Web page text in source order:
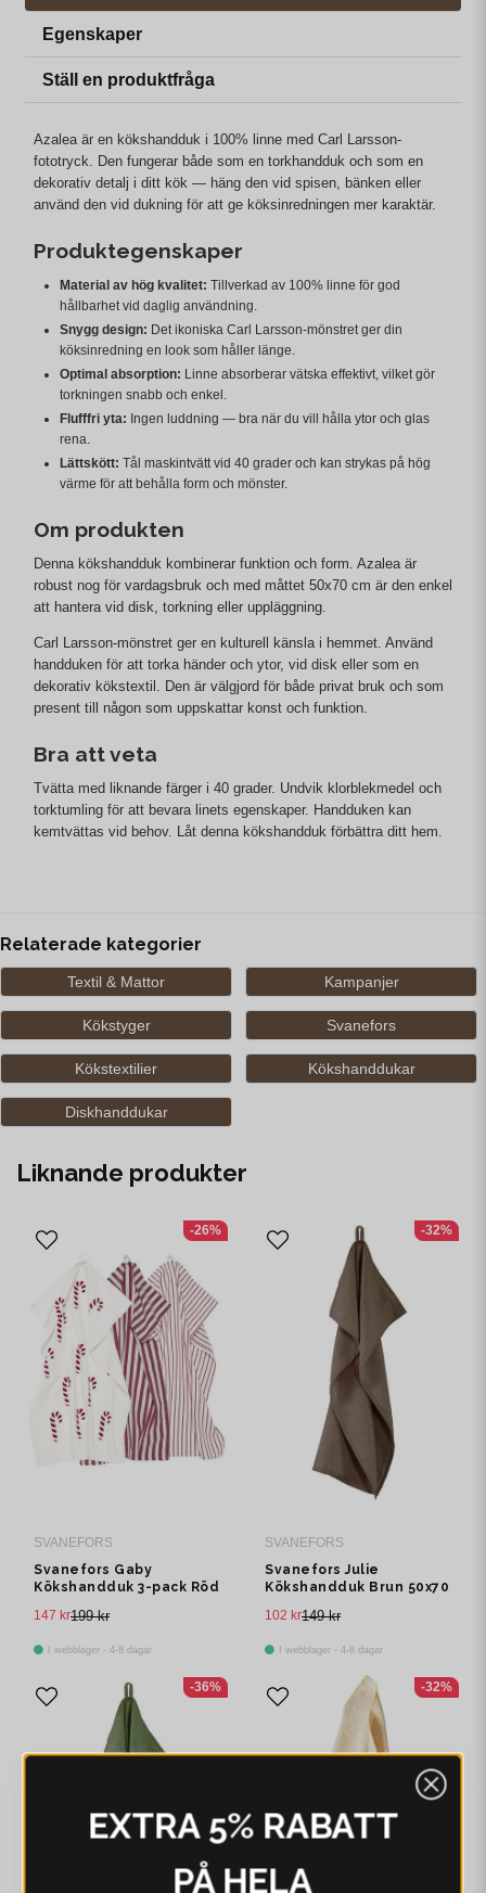
Egenskaper
Ställ en produktfråga
Azalea är en kökshandduk i 100% linne med Carl Larsson-
fototryck. Den fungerar både som en torkhandduk och som en
dekorativ detalj i ditt kök — häng den vid spisen, bänken eller
använd den vid dukning för att ge köksinredningen mer karaktär.
Produktegenskaper
Material av hög kvalitet: Tillverkad av 100% linne för god
hållbarhet vid daglig användning.
Snygg design: Det ikoniska Carl Larsson-mönstret ger din
köksinredning en look som håller länge.
Optimal absorption: Linne absorberar vätska effektivt, vilket gör
torkningen snabb och enkel.
Flufffri yta: Ingen luddning — bra när du vill hålla ytor och glas
rena.
Lättskött: Tål maskintvätt vid 40 grader och kan strykas på hög
värme för att behålla form och mönster.
Om produkten
Denna kökshandduk kombinerar funktion och form. Azalea är
robust nog för vardagsbruk och med måttet 50x70 cm är den enkel
att hantera vid disk, torkning eller uppläggning.
Carl Larsson-mönstret ger en kulturell känsla i hemmet. Använd
handduken för att torka händer och ytor, vid disk eller som en
dekorativ kökstextil. Den är välgjord för både privat bruk och som
present till någon som uppskattar konst och funktion.
Bra att veta
Tvätta med liknande färger i 40 grader. Undvik klorblekmedel och
torktumling för att bevara linets egenskaper. Handduken kan
kemtvättas vid behov. Låt denna kökshandduk förbättra ditt hem.
Relaterade kategorier
Textil & Mattor Kampanjer
Kökstyger Svanefors
Kökstextilier Kökshanddukar
Diskhanddukar
Liknande produkter
SVANEFORS
Svanefors Gaby
Kökshandduk 3-pack Röd
199 kr
147 kr
I webblager - 4-8 dagar
-26%
SVANEFORS
Svanefors Julie
Kökshandduk Brun 50x70
149 kr
102 kr
I webblager - 4-8 dagar
-32%
-36% -32%
EXTRA 5% RABATT
PÅ HELA